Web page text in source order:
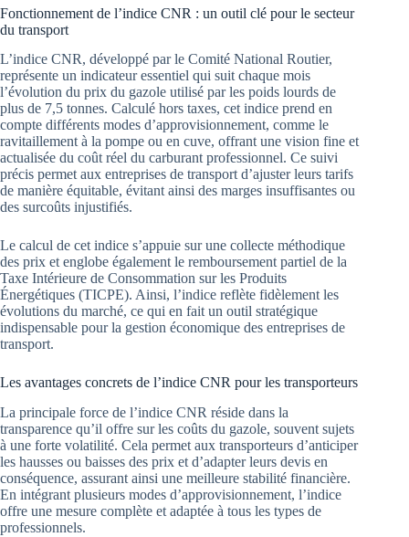
Fonctionnement de l’indice CNR : un outil clé pour le secteur
du transport
L’indice CNR, développé par le Comité National Routier,
représente un indicateur essentiel qui suit chaque mois
l’évolution du prix du gazole utilisé par les poids lourds de
plus de 7,5 tonnes. Calculé hors taxes, cet indice prend en
compte différents modes d’approvisionnement, comme le
ravitaillement à la pompe ou en cuve, offrant une vision fine et
actualisée du coût réel du carburant professionnel. Ce suivi
précis permet aux entreprises de transport d’ajuster leurs tarifs
de manière équitable, évitant ainsi des marges insuffisantes ou
des surcoûts injustifiés.
Le calcul de cet indice s’appuie sur une collecte méthodique
des prix et englobe également le remboursement partiel de la
Taxe Intérieure de Consommation sur les Produits
Énergétiques (TICPE). Ainsi, l’indice reflète fidèlement les
évolutions du marché, ce qui en fait un outil stratégique
indispensable pour la gestion économique des entreprises de
transport.
Les avantages concrets de l’indice CNR pour les transporteurs
La principale force de l’indice CNR réside dans la
transparence qu’il offre sur les coûts du gazole, souvent sujets
à une forte volatilité. Cela permet aux transporteurs d’anticiper
les hausses ou baisses des prix et d’adapter leurs devis en
conséquence, assurant ainsi une meilleure stabilité financière.
En intégrant plusieurs modes d’approvisionnement, l’indice
offre une mesure complète et adaptée à tous les types de
professionnels.